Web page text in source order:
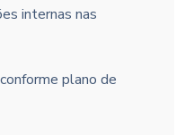
internas nas
plano de